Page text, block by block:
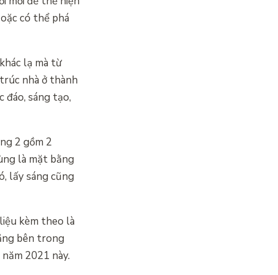
có thể phá
lạ mà từ
nhà ở thành
đáo, sáng tạo,
2 gồm 2
là mặt bằng
lấy sáng cũng
kèm theo là
bên trong
2021 này.